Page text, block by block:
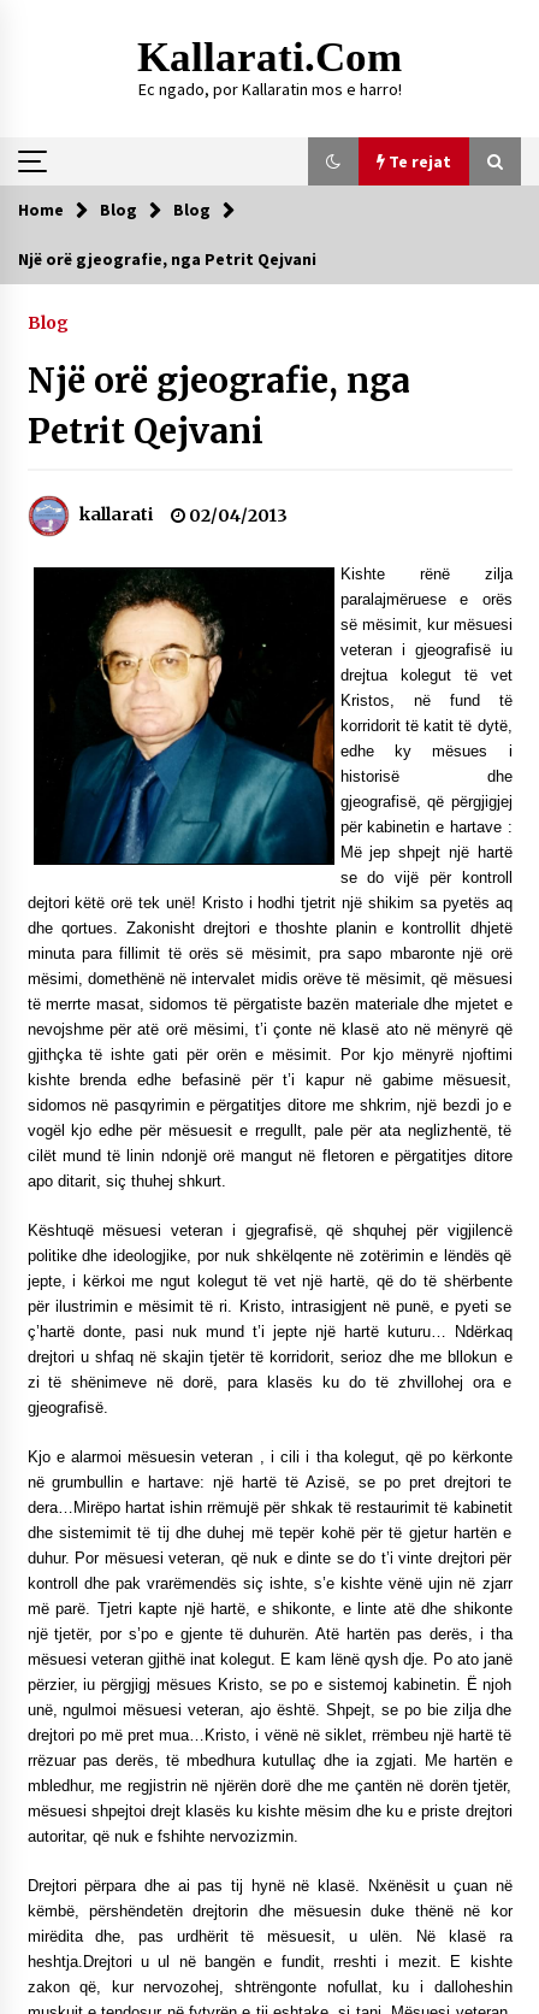
Kallarati.com
Ec ngado, por Kallaratin mos e harro!
Te rejat
Te rejat
SHOQATËS “KALLARATI”
Gazeta Kallarati nr. 118
07/07/2026
06/06/2026
ZHVILLUA EDICIONI I TRETË I PIKNIKU
PRANVEROR
26/05/2026
Gazeta Kallarati nr. 117
03/05/2026
Gazeta Kallarati nr. 116
28/01/2026
Mbi kockat e martirëve ngrihet Atdheu
17/10/2025
Gazeta Kallarati nr. 115
14/10/2025
Faksimilet e një 83 vjetori lufte: Çfarë shkruan
Vexhi Buharaja për Heroin e Popullit, Mumin
Selami.
04/10/2025
KALLARATI NË AKSIONET KOMBËTARE PËR
RINDËRTIMIN E VENDIT – NGA ÇIZE XHAFERAJ
22/09/2025
– ËNGJËLL HASIMAJ – “KUJTIMET E MIA PËR
EDHE SI NJË BANOR I PËRKOHSHËM I TIJ”
12/09/2025
Gazeta Kallarati nr. 114
06/02/2025
Home Blog Blog
Një orë gjeografie, nga Petrit Qejvani
Blog
Një orë gjeografie, nga
Petrit Qejvani
kallarati 02/04/2013
Kishte rënë zilja
paralajmëruese e orës
së mësimit, kur mësuesi
veteran i gjeografisë iu
drejtua kolegut të vet
Kristos, në fund të
korridorit të katit të dytë,
edhe ky mësues i
historisë dhe
gjeografisë, që përgjigjej
për kabinetin e hartave :
Më jep shpejt një hartë
se do vijë për kontroll
dejtori këtë orë tek unë! Kristo i hodhi tjetrit një shikim sa pyetës aq
dhe qortues. Zakonisht drejtori e thoshte planin e kontrollit dhjetë
minuta para fillimit të orës së mësimit, pra sapo mbaronte një orë
mësimi, domethënë në intervalet midis orëve të mësimit, që mësuesi
të merrte masat, sidomos të përgatiste bazën materiale dhe mjetet e
nevojshme për atë orë mësimi, t’i çonte në klasë ato në mënyrë që
gjithçka të ishte gati për orën e mësimit. Por kjo mënyrë njoftimi
kishte brenda edhe befasinë për t’i kapur në gabime mësuesit,
sidomos në pasqyrimin e përgatitjes ditore me shkrim, një bezdi jo e
vogël kjo edhe për mësuesit e rregullt, pale për ata neglizhentë, të
cilët mund të linin ndonjë orë mangut në fletoren e përgatitjes ditore
apo ditarit, siç thuhej shkurt.
Kështuqë mësuesi veteran i gjegrafisë, që shquhej për vigjilencë
politike dhe ideologjike, por nuk shkëlqente në zotërimin e lëndës që
jepte, i kërkoi me ngut kolegut të vet një hartë, që do të shërbente
për ilustrimin e mësimit të ri. Kristo, intrasigjent në punë, e pyeti se
ç’hartë donte, pasi nuk mund t’i jepte një hartë kuturu… Ndërkaq
drejtori u shfaq në skajin tjetër të korridorit, serioz dhe me bllokun e
zi të shënimeve në dorë, para klasës ku do të zhvillohej ora e
gjeografisë.
Kjo e alarmoi mësuesin veteran , i cili i tha kolegut, që po kërkonte
në grumbullin e hartave: një hartë të Azisë, se po pret drejtori te
dera…Mirëpo hartat ishin rrëmujë për shkak të restaurimit të kabinetit
dhe sistemimit të tij dhe duhej më tepër kohë për të gjetur hartën e
duhur. Por mësuesi veteran, që nuk e dinte se do t’i vinte drejtori për
kontroll dhe pak vrarëmendës siç ishte, s’e kishte vënë ujin në zjarr
më parë. Tjetri kapte një hartë, e shikonte, e linte atë dhe shikonte
një tjetër, por s’po e gjente të duhurën. Atë hartën pas derës, i tha
mësuesi veteran gjithë inat kolegut. E kam lënë qysh dje. Po ato janë
përzier, iu përgjigj mësues Kristo, se po e sistemoj kabinetin. Ë njoh
unë, ngulmoi mësuesi veteran, ajo është. Shpejt, se po bie zilja dhe
drejtori po më pret mua…Kristo, i vënë në siklet, rrëmbeu një hartë të
rrëzuar pas derës, të mbedhura kutullaç dhe ia zgjati. Me hartën e
mbledhur, me regjistrin në njërën dorë dhe me çantën në dorën tjetër,
mësuesi shpejtoi drejt klasës ku kishte mësim dhe ku e priste drejtori
autoritar, që nuk e fshihte nervozizmin.
Drejtori përpara dhe ai pas tij hynë në klasë. Nxënësit u çuan në
këmbë, përshëndetën drejtorin dhe mësuesin duke thënë në kor
mirëdita dhe, pas urdhërit të mësuesit, u ulën. Në klasë ra
heshtja.Drejtori u ul në bangën e fundit, rreshti i mezit. E kishte
zakon që, kur nervozohej, shtrëngonte nofullat, ku i dalloheshin